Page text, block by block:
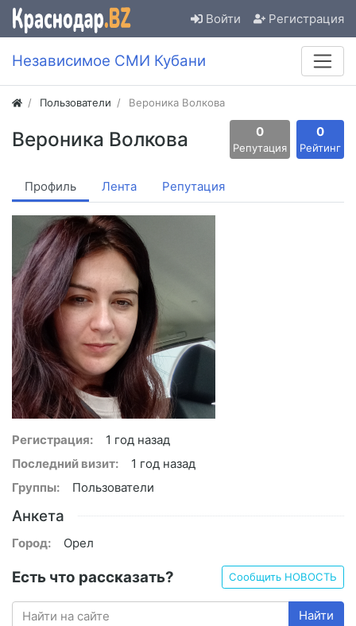
Войти Регистрация
Независимое СМИ Кубани
Пользователи Вероника Волкова
Вероника Волкова 0
Репутация
0
Рейтинг
Профиль Лента Репутация
Регистрация:
1 год назад
Последний визит:
1 год назад
Группы:
Пользователи
Анкета
Город: Орел
Есть что рассказать? Сообщить НОВОСТЬ
Найти